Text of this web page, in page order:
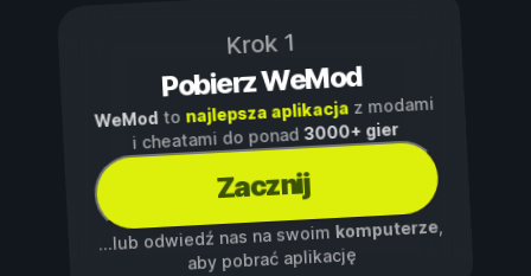
Krok 1
Pobierz WeMod
WeModto najlepsza aplikacjaz modami
i cheatami do ponad3000+ gier
Zacznij
...lub odwiedź nas na swoim komputerze,
aby pobrać aplikację